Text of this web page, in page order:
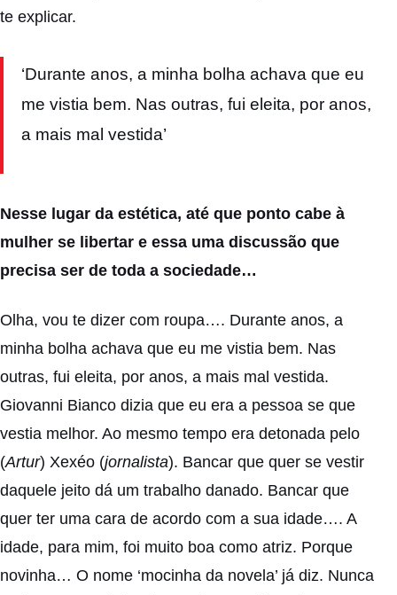
te explicar.
‘Durante anos, a minha bolha achava que eu
me vistia bem. Nas outras, fui eleita, por anos,
a mais mal vestida’
Nesse lugar da estética, até que ponto cabe à
mulher se libertar e essa uma discussão que
precisa ser de toda a sociedade…
Olha, vou te dizer com roupa…. Durante anos, a
minha bolha achava que eu me vistia bem. Nas
outras, fui eleita, por anos, a mais mal vestida.
Giovanni Bianco dizia que eu era a pessoa se que
vestia melhor. Ao mesmo tempo era detonada pelo
(Artur) Xexéo (jornalista). Bancar que quer se vestir
daquele jeito dá um trabalho danado. Bancar que
quer ter uma cara de acordo com a sua idade…. A
idade, para mim, foi muito boa como atriz. Porque
novinha… O nome ‘mocinha da novela’ já diz. Nunca